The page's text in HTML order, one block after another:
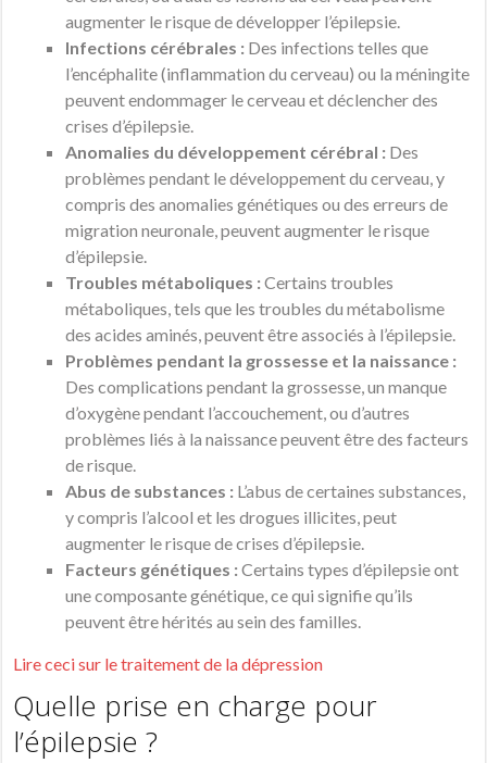
augmenter le risque de développer l’épilepsie.
Infections cérébrales : Des infections telles que
l’encéphalite (inflammation du cerveau) ou la méningite
peuvent endommager le cerveau et déclencher des
crises d’épilepsie.
Anomalies du développement cérébral : Des
problèmes pendant le développement du cerveau, y
compris des anomalies génétiques ou des erreurs de
migration neuronale, peuvent augmenter le risque
d’épilepsie.
Troubles métaboliques :Certains troubles
métaboliques, tels que les troubles du métabolisme
des acides aminés, peuvent être associés à l’épilepsie.
Problèmes pendant la grossesse et la naissance :
Des complications pendant la grossesse, un manque
d’oxygène pendant l’accouchement, ou d’autres
problèmes liés à la naissance peuvent être des facteurs
de risque.
Abus de substances : L’abus de certaines substances,
y compris l’alcool et les drogues illicites, peut
augmenter le risque de crises d’épilepsie.
Facteurs génétiques :Certains types d’épilepsie ont
une composante génétique, ce qui signifie qu’ils
peuvent être hérités au sein des familles.
Lire ceci sur le traitement de la dépression
Quelle prise en charge pour
l’épilepsie ?